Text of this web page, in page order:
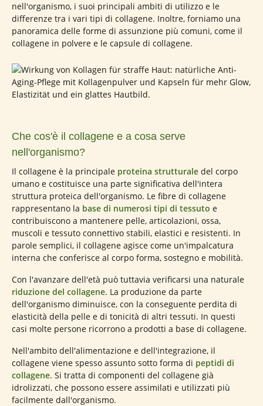
nell'organismo, i suoi principali ambiti di utilizzo e le
differenze tra i vari tipi di collagene. Inoltre, forniamo una
panoramica delle forme di assunzione più comuni, come il
collagene in polvere e le capsule di collagene.
Che cos'è il collagene e a cosa serve
nell'organismo?
Il collagene è la principale proteina strutturale del corpo
umano e costituisce una parte significativa dell'intera
struttura proteica dell'organismo. Le fibre di collagene
rappresentano la base di numerosi tipi di tessuto e
contribuiscono a mantenere pelle, articolazioni, ossa,
muscoli e tessuto connettivo stabili, elastici e resistenti. In
parole semplici, il collagene agisce come un'impalcatura
interna che conferisce al corpo forma, sostegno e mobilità.
Con l'avanzare dell'età può tuttavia verificarsi una naturale
riduzione del collagene. La produzione da parte
dell'organismo diminuisce, con la conseguente perdita di
elasticità della pelle e di tonicità di altri tessuti. In questi
casi molte persone ricorrono a prodotti a base di collagene.
Nell'ambito dell'alimentazione e dell'integrazione, il
collagene viene spesso assunto sotto forma di peptidi di
collagene. Si tratta di componenti del collagene già
idrolizzati, che possono essere assimilati e utilizzati più
facilmente dall'organismo.